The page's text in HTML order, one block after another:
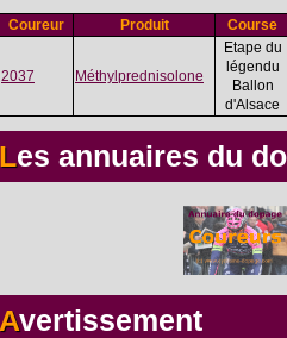
Coureur Produit Course
2037 Méthylprednisolone
Etape du
légendu
Ballon
d'Alsace
Les annuaires du
Avertissement